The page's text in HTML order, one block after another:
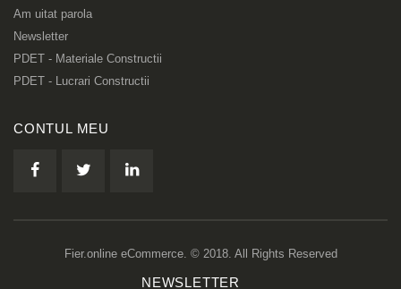
Am uitat parola
Newsletter
PDET - Materiale Constructii
PDET - Lucrari Constructii
CONTUL MEU
Fier.online eCommerce. © 2018. All Rights Reserved
NEWSLETTER